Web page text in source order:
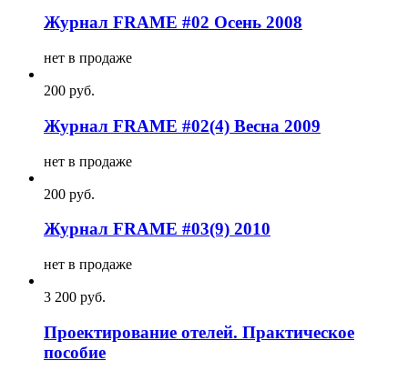
Журнал FRAME #02 Осень 2008
нет в продаже
200 pуб.
Журнал FRAME #02(4) Весна 2009
нет в продаже
200 pуб.
Журнал FRAME #03(9) 2010
нет в продаже
3 200 pуб.
Проектирование отелей. Практическое
пособие